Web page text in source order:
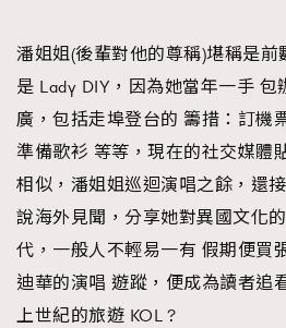
潘姐姐(後輩對他的尊稱)堪稱是前
是 Lady DIY，因為她當年一手
廣，包括走埠登台的 籌措：訂機
準備歌衫 等等，現在的社交媒體
相似，潘姐姐巡迴演唱之餘，還
說海外見聞，分享她對異國文化
代，一般人不輕易一有 假期便買
迪華的演唱 遊蹤，便成為讀者追
上世紀的旅遊 KOL ?